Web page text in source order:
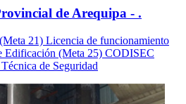
de Arequipa - .
21) Licencia de funcionamiento
Edificación (Meta 25) CODISEC
de Seguridad